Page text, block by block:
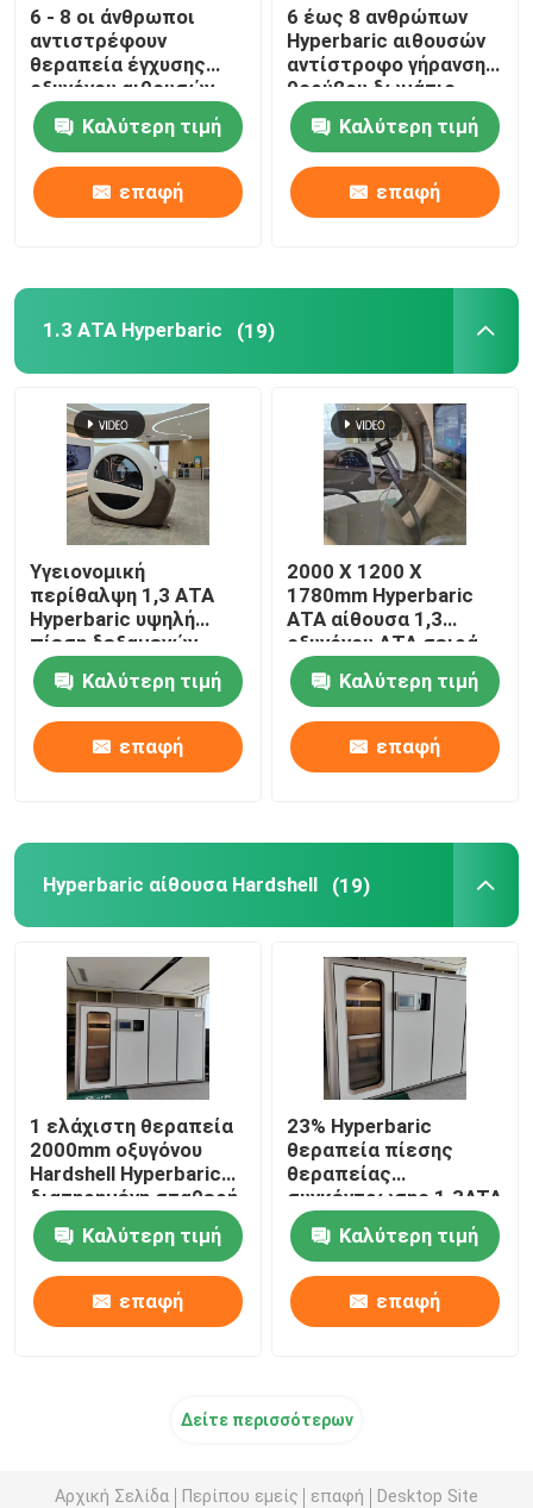
6 - 8 οι άνθρωποι
αντιστρέφουν
θεραπεία έγχυσης
οξυγόνου αιθουσών
90% γήρανσης τη
HyperbaricΚαλύτερη τιμή
επαφή
6 έως 8 ανθρώπων
Hyperbaric αιθουσών
αντίστροφο γήρανσης
θορύβου δωμάτιο
οξυγόνου μείωσης
HyperbaricΚαλύτερη τιμή
επαφή
1.3 ΑΤΑ Hyperbaric (19)
Υγειονομική
περίθαλψη 1,3 ΑΤΑ
Hyperbaric υψηλή
πίεση δεξαμενών
θεραπείας οξυγόνου
5-10 λ.Καλύτερη τιμή
επαφή
2000 X 1200 X
1780mm Hyperbaric
ΑΤΑ αίθουσα 1,3
οξυγόνου ΑΤΑ σειρά
πίεσης
Καλύτερη τιμή
επαφή
Hyperbaric αίθουσα Hardshell (19)
1 ελάχιστη θεραπεία
2000mm οξυγόνου
Hardshell Hyperbaric
διατηρημένη σταθερή
ατμοσφαιρική πίεση
αίθουσαΚαλύτερη τιμή
επαφή
23% Hyperbaric
θεραπεία πίεσης
θεραπείας
συγκέντρωσης 1.3ATA
Hardshell οξυγόνου
Καλύτερη τιμή
επαφή
Δείτε περισσότερων
Αρχική Σελίδα Περίπου εμείς επαφή Desktop Site